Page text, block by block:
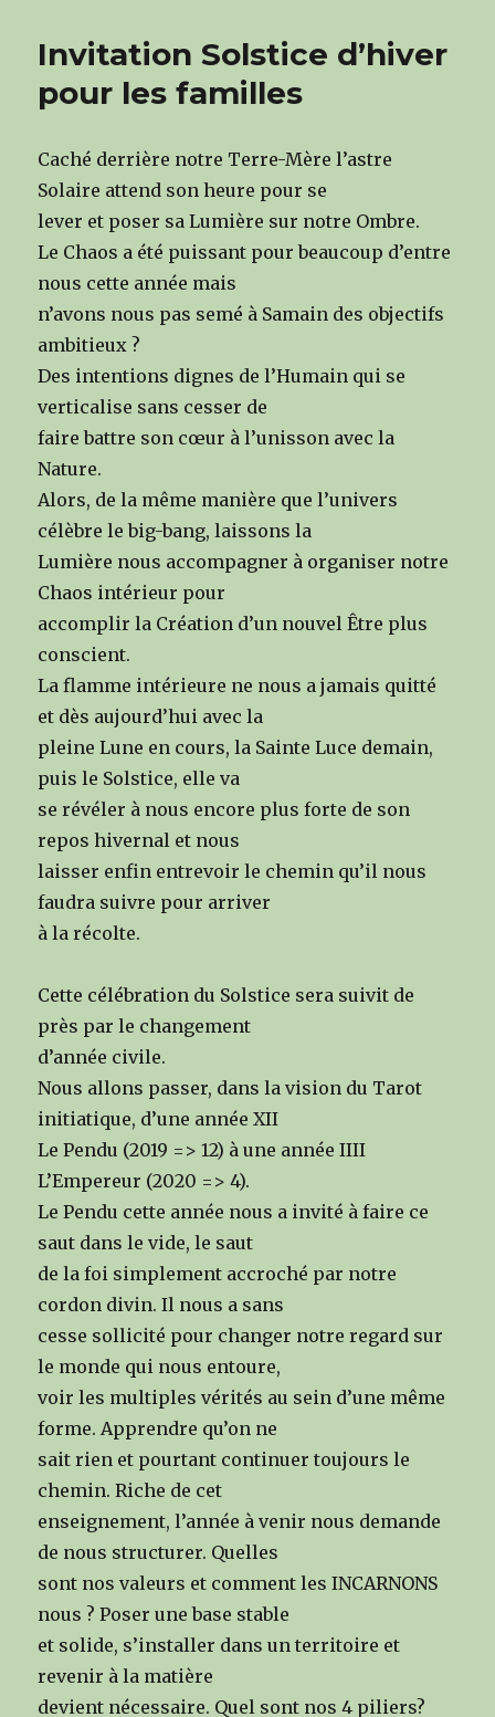
Invitation Solstice d’hiver
pour les familles
Caché derrière notre Terre-Mère l’astre
Solaire attend son heure pour se
lever et poser sa Lumière sur notre Ombre.
Le Chaos a été puissant pour beaucoup d’entre
nous cette année mais
n’avons nous pas semé à Samain des objectifs
ambitieux ?
Des intentions dignes de l’Humain qui se
verticalise sans cesser de
faire battre son cœur à l’unisson avec la
Nature.
Alors, de la même manière que l’univers
célèbre le big-bang, laissons la
Lumière nous accompagner à organiser notre
Chaos intérieur pour
accomplir la Création d’un nouvel Être plus
conscient.
La flamme intérieure ne nous a jamais quitté
et dès aujourd’hui avec la
pleine Lune en cours, la Sainte Luce demain,
puis le Solstice, elle va
se révéler à nous encore plus forte de son
repos hivernal et nous
laisser enfin entrevoir le chemin qu’il nous
faudra suivre pour arriver
à la récolte.
Cette célébration du Solstice sera suivit de
près par le changement
d’année civile.
Nous allons passer, dans la vision du Tarot
initiatique, d’une année XII
Le Pendu (2019 => 12) à une année IIII
L’Empereur (2020 => 4).
Le Pendu cette année nous a invité à faire ce
saut dans le vide, le saut
de la foi simplement accroché par notre
cordon divin. Il nous a sans
cesse sollicité pour changer notre regard sur
le monde qui nous entoure,
voir les multiples vérités au sein d’une même
forme. Apprendre qu’on ne
sait rien et pourtant continuer toujours le
chemin. Riche de cet
enseignement, l’année à venir nous demande
de nous structurer. Quelles
sont nos valeurs et comment les INCARNONS
nous ? Poser une base stable
et solide, s’installer dans un territoire et
revenir à la matière
devient nécessaire. Quel sont nos 4 piliers?